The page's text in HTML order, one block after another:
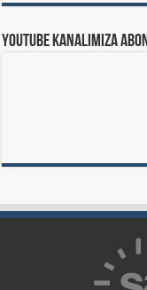
Youtube Kanalımıza